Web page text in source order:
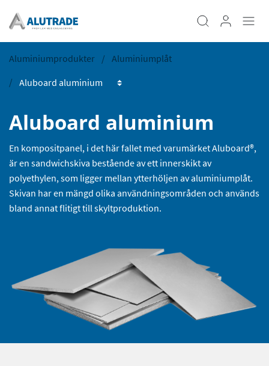
Aluminiumprodukter Aluminiumplåt
Aluboard aluminium
En kompositpanel, i det här fallet med varumärket Aluboard®,
är en sandwichskiva bestående av ett innerskikt av
polyethylen, som ligger mellan ytterhöljen av aluminiumplåt.
Skivan har en mängd olika användningsområden och används
bland annat flitigt till skyltproduktion.